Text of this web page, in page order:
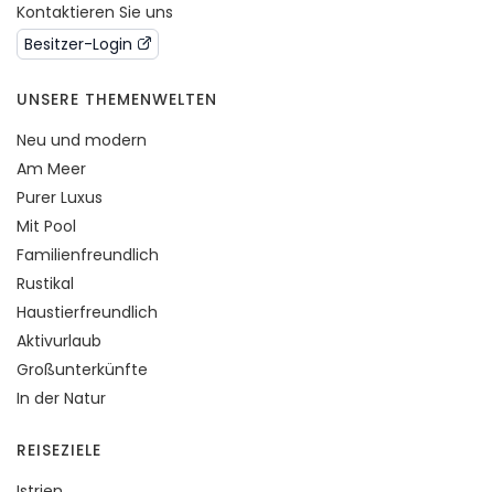
Kontaktieren Sie uns
Besitzer-Login
UNSERE THEMENWELTEN
Neu und modern
Am Meer
Purer Luxus
Mit Pool
Familienfreundlich
Rustikal
Haustierfreundlich
Aktivurlaub
Großunterkünfte
In der Natur
REISEZIELE